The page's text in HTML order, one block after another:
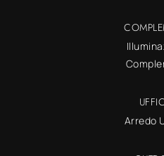
Arredo